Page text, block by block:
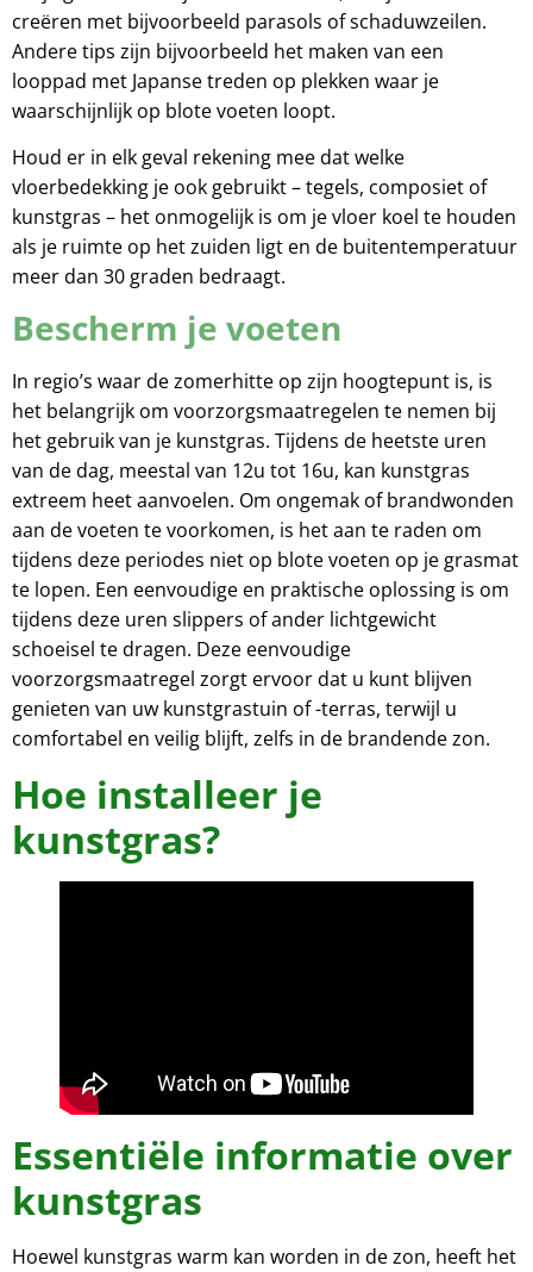
creëren met bijvoorbeeld parasols of schaduwzeilen.
Andere tips zijn bijvoorbeeld het maken van een
looppad met Japanse treden op plekken waar je
waarschijnlijk op blote voeten loopt.
Houd er in elk geval rekening mee dat welke
vloerbedekking je ook gebruikt – tegels, composiet of
kunstgras – het onmogelijk is om je vloer koel te houden
als je ruimte op het zuiden ligt en de buitentemperatuur
meer dan 30 graden bedraagt.
Bescherm je voeten
In regio’s waar de zomerhitte op zijn hoogtepunt is, is
het belangrijk om voorzorgsmaatregelen te nemen bij
het gebruik van je kunstgras. Tijdens de heetste uren
van de dag, meestal van 12u tot 16u, kan kunstgras
extreem heet aanvoelen. Om ongemak of brandwonden
aan de voeten te voorkomen, is het aan te raden om
tijdens deze periodes niet op blote voeten op je grasmat
te lopen. Een eenvoudige en praktische oplossing is om
tijdens deze uren slippers of ander lichtgewicht
schoeisel te dragen. Deze eenvoudige
voorzorgsmaatregel zorgt ervoor dat u kunt blijven
genieten van uw kunstgrastuin of -terras, terwijl u
comfortabel en veilig blijft, zelfs in de brandende zon.
Hoe installeer je
kunstgras?
Essentiële informatie over
kunstgras
Hoewel kunstgras warm kan worden in de zon, heeft het